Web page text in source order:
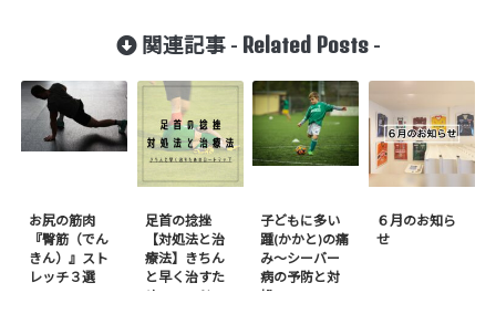
関連記事 - Related Posts-
お尻の筋肉
『臀筋（でん
きん）』スト
レッチ３選
足首の捻挫
【対処法と治
療法】きちん
と早く治すた
めのロードマ
子どもに多い
踵(かかと)の痛
み〜シーバー
病の予防と対
処〜
６月のお知ら
せ